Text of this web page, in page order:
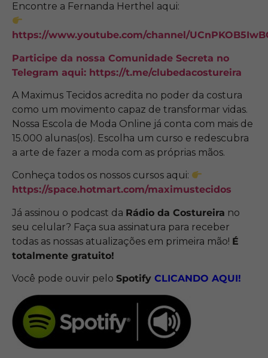
Encontre a Fernanda Herthel aqui:
https://www.youtube.com/channel/
Participe da nossa Comunidade Secreta no
Telegram aqui: https://t.me/clubedacostureira
A Maximus Tecidos acredita no poder da costura
como um movimento capaz de transformar vidas.
Nossa Escola de Moda Online já conta com mais de
15.000 alunas(os). Escolha um curso e redescubra
a arte de fazer a moda com as próprias mãos.
Conheça todos os nossos cursos aqui:
https://space.hotmart.com/maximustecidos
Já assinou o podcast da Rádio da Costureira no
seu celular? Faça sua assinatura para receber
todas as nossas atualizações em primeira mão! É
totalmente gratuito!
Você pode ouvir pelo Spotify CLICANDO AQUI!